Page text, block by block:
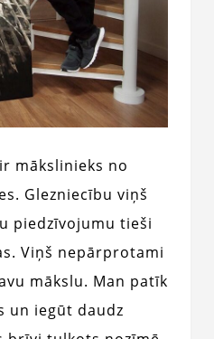
mākslinieks no
Glezniecību viņš
piedzīvojumu tieši
Viņš nepārprotami
mākslu. Man patīk
un iegūt daudz